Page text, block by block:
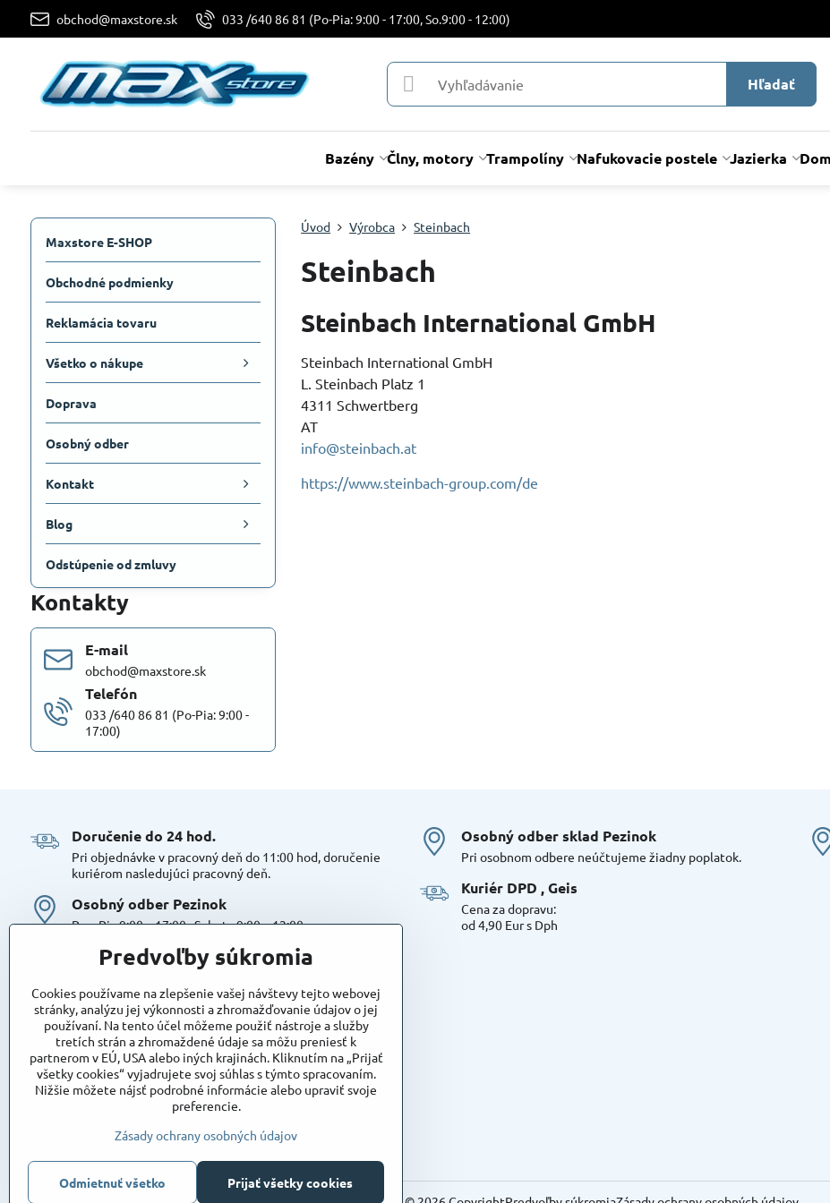
obchod@maxstore.sk 033 /640 86 81 (Po-Pia: 9:00 - 17:00, So.9:00 - 12:00)
Hľadať
Bazény Člny, motory Trampolíny Nafukovacie postele Jazierka
Úvod Výrobca Steinbach
Steinbach
Steinbach International GmbH
Steinbach International GmbH
L. Steinbach Platz 1
4311 Schwertberg
AT
info@steinbach.at
https://www.steinbach-group.com/de
Maxstore E-SHOP
Obchodné podmienky
Reklamácia tovaru
Všetko o nákupe
Doprava
Osobný odber
Kontakt
Blog
Odstúpenie od zmluvy
Kontakty
E-mail
obchod@maxstore.sk
Telefón
033 /640 86 81 (Po-Pia: 9:00 -
17:00)
Doručenie do 24 hod​.
Pri objednávke v pracovný deň do 11:00 hod, doručenie
kuriérom nasledujúci pracovný deň.
Osobný odber Pezinok
Po – Pia 9:00 – 17:00 , Sobota 9:00 – 12:00
bezplatné parkovanie, možnosť doplniť objednávku alebo
dokúpiť tovar na mieste. Odborné poradenstvo
Tovar na sklade:
Dostupnosť:Skladom
Takto označený tovar máme skutočne na sklade
pripravený k osobnému odberu, alebo na odoslanie!
Objednávky
Stav objednávky
Osobný odber sklad Pezinok
Pri osobnom odbere neúčtujeme žiadny poplatok.
Kuriér DPD , Geis
Cena za dopravu:
od 4,90 Eur s Dph
Predvoľby súkromia
Cookies používame na zlepšenie vašej návštevy tejto webovej
stránky, analýzu jej výkonnosti a zhromažďovanie údajov o jej
používaní. Na tento účel môžeme použiť nástroje a služby
tretích strán a zhromaždené údaje sa môžu preniesť k
partnerom v EÚ, USA alebo iných krajinách. Kliknutím na „Prijať
všetky cookies“ vyjadrujete svoj súhlas s týmto spracovaním.
Nižšie môžete nájsť podrobné informácie alebo upraviť svoje
preferencie.
Zásady ochrany osobných údajov
Prijať všetky cookies
Odmietnuť všetko